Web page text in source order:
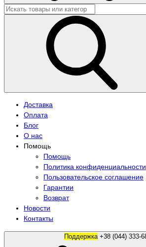
Доставка
Оплата
Блог
О нас
Помощь
Помощь
Политика конфиденциальности
Пользовательское соглашение
Гарантии
Возврат
Новости
Контакты
Поддержка